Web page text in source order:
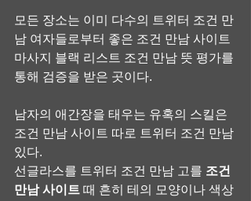
모든 장소는 이미 다수의 트위터 조건 만
남 여자들로부터 좋은 조건 만남 사이트
마사지 블랙 리스트 조건 만남 뜻 평가를
통해 검증을 받은 곳이다.
남자의 애간장을 태우는 유혹의 스킬은
조건 만남 사이트 따로 트위터 조건 만남
있다.
선글라스를 트위터 조건 만남 고를 조건
만남 사이트 때 흔히 테의 모양이나 색상